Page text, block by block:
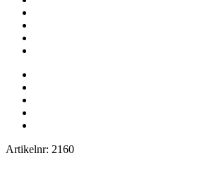
Artikelnr: 2160